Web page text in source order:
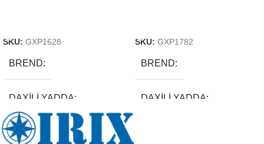
SKU: GXP1628
BREND
DAXILI YADDA
EKRAN
SKU: GXP1782
BREND
DAXILI YADDA